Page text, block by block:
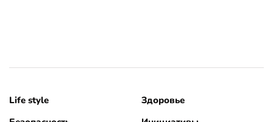
Life style
Здоровье